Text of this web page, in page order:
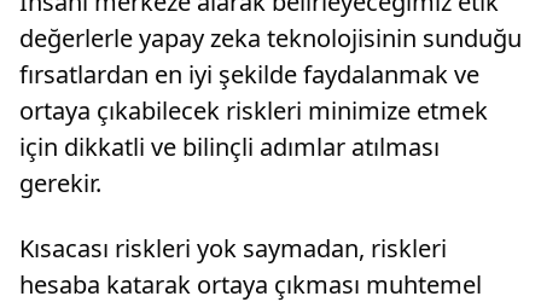
değerlerle yapay zeka teknolojisinin sunduğu
fırsatlardan en iyi şekilde faydalanmak ve
ortaya çıkabilecek riskleri minimize etmek
için dikkatli ve bilinçli adımlar atılması
gerekir.
Kısacası riskleri yok saymadan, riskleri
hesaba katarak ortaya çıkması muhtemel